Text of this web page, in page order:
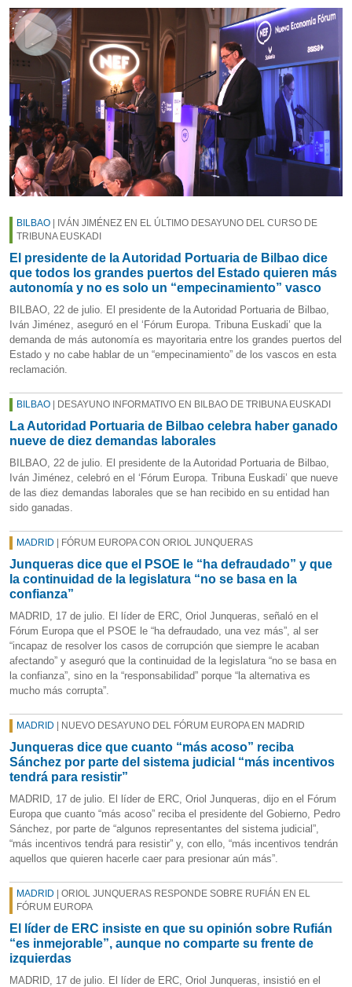
BILBAO | IVÁN JIMÉNEZ EN EL ÚLTIMO DESAYUNO DEL CURSO DE
TRIBUNA EUSKADI
El presidente de la Autoridad Portuaria de Bilbao dice
que todos los grandes puertos del Estado quieren más
autonomía y no es solo un “empecinamiento” vasco
BILBAO, 22 de julio. El presidente de la Autoridad Portuaria de Bilbao,
Iván Jiménez, aseguró en el ‘Fórum Europa. Tribuna Euskadi’ que la
demanda de más autonomía es mayoritaria entre los grandes puertos del
Estado y no cabe hablar de un “empecinamiento” de los vascos en esta
reclamación.
BILBAO | DESAYUNO INFORMATIVO EN BILBAO DE TRIBUNA EUSKADI
La Autoridad Portuaria de Bilbao celebra haber ganado
nueve de diez demandas laborales
BILBAO, 22 de julio. El presidente de la Autoridad Portuaria de Bilbao,
Iván Jiménez, celebró en el ‘Fórum Europa. Tribuna Euskadi’ que nueve
de las diez demandas laborales que se han recibido en su entidad han
sido ganadas.
MADRID | FÓRUM EUROPA CON ORIOL JUNQUERAS
Junqueras dice que el PSOE le “ha defraudado” y que
la continuidad de la legislatura “no se basa en la
confianza”
MADRID, 17 de julio. El líder de ERC, Oriol Junqueras, señaló en el
Fórum Europa que el PSOE le “ha defraudado, una vez más”, al ser
“incapaz de resolver los casos de corrupción que siempre le acaban
afectando” y aseguró que la continuidad de la legislatura “no se basa en
la confianza”, sino en la “responsabilidad” porque “la alternativa es
mucho más corrupta”.
MADRID | NUEVO DESAYUNO DEL FÓRUM EUROPA EN MADRID
Junqueras dice que cuanto “más acoso” reciba
Sánchez por parte del sistema judicial “más incentivos
tendrá para resistir”
MADRID, 17 de julio. El líder de ERC, Oriol Junqueras, dijo en el Fórum
Europa que cuanto “más acoso” reciba el presidente del Gobierno, Pedro
Sánchez, por parte de “algunos representantes del sistema judicial”,
“más incentivos tendrá para resistir” y, con ello, “más incentivos tendrán
aquellos que quieren hacerle caer para presionar aún más”.
MADRID | ORIOL JUNQUERAS RESPONDE SOBRE RUFIÁN EN EL
FÓRUM EUROPA
El líder de ERC insiste en que su opinión sobre Rufián
“es inmejorable”, aunque no comparte su frente de
izquierdas
MADRID, 17 de julio. El líder de ERC, Oriol Junqueras, insistió en el